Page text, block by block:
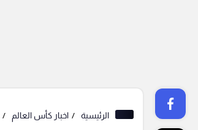
الرئيسية اخبار كأس العالم